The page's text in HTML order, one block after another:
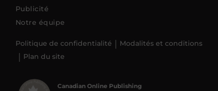
Publicité
Notre équipe
Politique de confidentialité
Modalités et conditions
Plan du site
Canadian Online Publishing